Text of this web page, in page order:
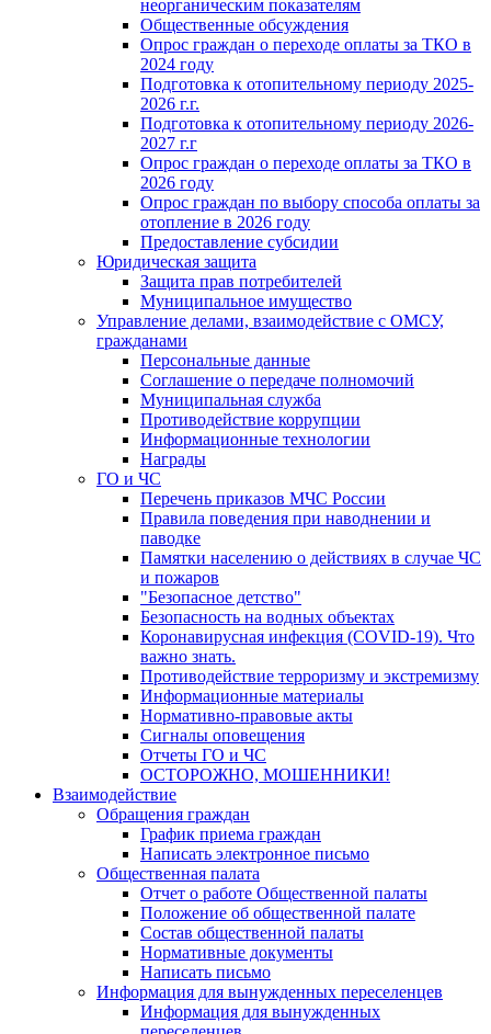
неорганическим показателям
Общественные обсуждения
Опрос граждан о переходе оплаты за ТКО в
2024 году
Подготовка к отопительному периоду 2025-
2026 г.г.
Подготовка к отопительному периоду 2026-
2027 г.г
Опрос граждан о переходе оплаты за ТКО в
2026 году
Опрос граждан по выбору способа оплаты за
отопление в 2026 году
Предоставление субсидии
Юридическая защита
Защита прав потребителей
Муниципальное имущество
Управление делами, взаимодействие с ОМСУ,
гражданами
Персональные данные
Соглашение о передаче полномочий
Муниципальная служба
Противодействие коррупции
Информационные технологии
Награды
ГО и ЧС
Перечень приказов МЧС России
Правила поведения при наводнении и
паводке
Памятки населению о действиях в случае ЧС
и пожаров
"Безопасное детство"
Безопасность на водных объектах
Коронавирусная инфекция (COVID-19). Что
важно знать.
Противодействие терроризму и экстремизму
Информационные материалы
Нормативно-правовые акты
Сигналы оповещения
Отчеты ГО и ЧС
ОСТОРОЖНО, МОШЕННИКИ!
Взаимодействие
Обращения граждан
График приема граждан
Написать электронное письмо
Общественная палата
Отчет о работе Общественной палаты
Положение об общественной палате
Состав общественной палаты
Нормативные документы
Написать письмо
Информация для вынужденных переселенцев
Информация для вынужденных